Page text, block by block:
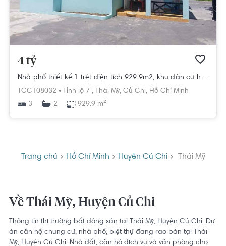
4 tỷ
Nhà phố thiết kế 1 trệt diện tích 929.9m2, khu dân cư hiện hữu.
TCC108032 •
Tỉnh lộ 7 , Thái Mỹ, Củ Chi, Hồ Chí Minh
3
2 929.9 m²
Trang chủ Hồ Chí Minh Huyện Củ Chi Thái Mỹ
Về Thái Mỹ, Huyện Củ Chi
Thông tin thị trường bất động sản tại Thái Mỹ, Huyện Củ Chi. Dự
án căn hộ chung cư, nhà phố, biệt thự đang rao bán tại Thái
Mỹ, Huyện Củ Chi. Nhà đất, căn hộ dịch vụ và văn phòng cho